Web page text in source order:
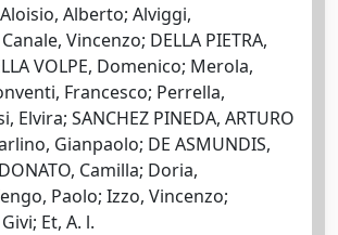
Alberto; Alviggi,
Vincenzo; DELLA PIETRA,
VOLPE, Domenico; Merola,
Francesco; Perrella,
Elvira; SANCHEZ PINEDA, ARTURO
Gianpaolo; DE ASMUNDIS,
Camilla; Doria,
Paolo; Izzo, Vincenzo;
Et, A. l.